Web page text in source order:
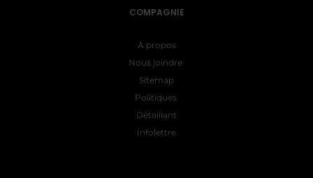
COMPAGNIE
À propos
Nous joindre
Sitemap
Politiques
Détaillant
Infolettre